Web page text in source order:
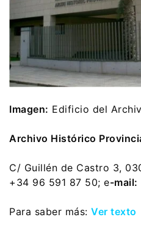
Imagen: Edificio del
Archivo Histórico
C/ Guillén de Castro 3,
+34 96 591 87 50; e-mail:
Para saber más: Ver texto